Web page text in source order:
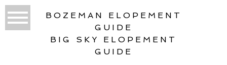
BOZEMAN ELOPEMENT
GUIDE
BIG SKY ELOPEMENT
GUIDE